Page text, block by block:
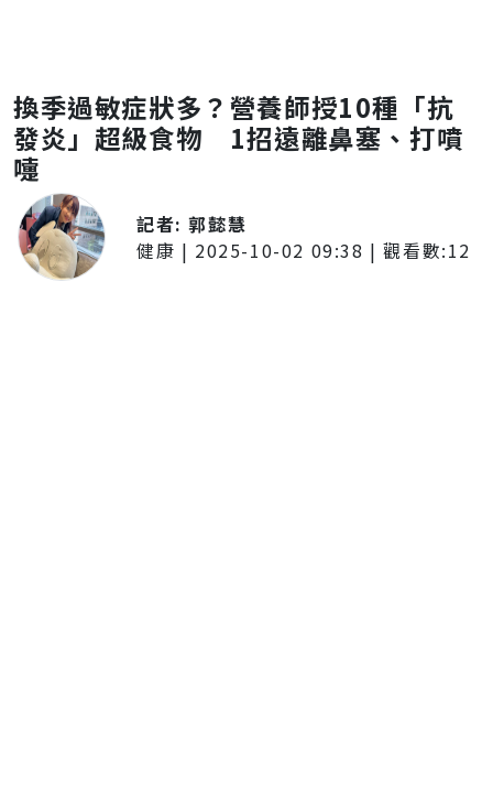
換季過敏症狀多？營養師授10種「抗
發炎」超級食物 1招遠離鼻塞、打噴
嚏
記者:郭懿慧
健康 | 2025-10-02 09:38 | 觀看數:12